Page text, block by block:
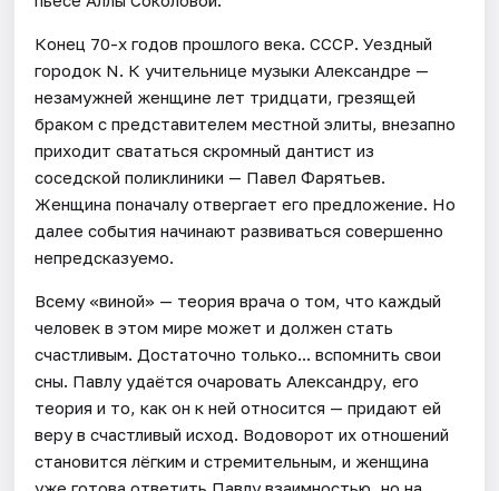
Конец 70-х годов прошлого века. СССР. Уездный
городок N. К учительнице музыки Александре —
незамужней женщине лет тридцати, грезящей
браком с представителем местной элиты, внезапно
приходит свататься скромный дантист из
соседской поликлиники — Павел Фарятьев.
Женщина поначалу отвергает его предложение. Но
далее события начинают развиваться совершенно
непредсказуемо.
Всему «виной» — теория врача о том, что каждый
человек в этом мире может и должен стать
счастливым. Достаточно только... вспомнить свои
сны. Павлу удаётся очаровать Александру, его
теория и то, как он к ней относится — придают ей
веру в счастливый исход. Водоворот их отношений
становится лёгким и стремительным, и женщина